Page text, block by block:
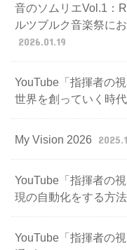
音のソムリエVol.1：
ルツブルク音楽祭に
2026.01.19
YouTube「指揮者の
世界を創っていく時
My Vision 2026
YouTube「指揮者の
現の自動化をする方法
YouTube「指揮者の